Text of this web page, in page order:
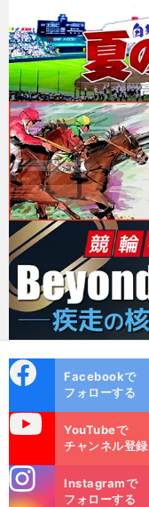
ok
Facebookで
フォローする
YouTubeで
チャンネル登録
m
Instagramで
フォローする